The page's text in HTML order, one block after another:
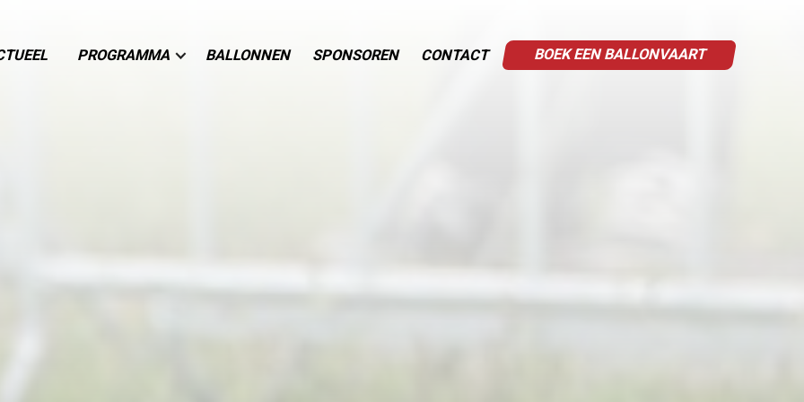
PROGRAMMA BALLONNEN SPONSOREN CONTACT BOEK EEN BALLONVAART